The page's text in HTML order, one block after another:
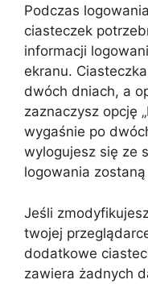
Podczas
ciasteczek
informacji
ekranu.
dwóch dniach, a
zaznaczysz opcję
wygaśnie po
wylogujesz się ze
logowania
Jeśli
twojej
dodatkowe
zawiera żadnych